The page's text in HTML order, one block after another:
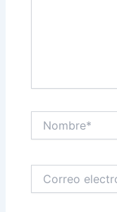
electrónico*